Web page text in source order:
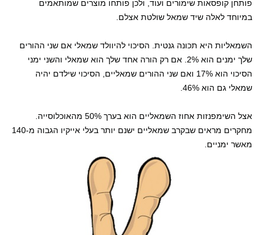
פותחן קופסאות שימורים ועוד, ולכן פותחו מוצרים שמותאמים
במיוחד לאלה שיד שמאל שולטת אצלם.
השמאליות היא תכונה גנטית. הסיכוי להיוולד שמאלי אם שני ההורים
שלך ימנים הוא 2%. אם רק הורה אחד שלך הוא שמאלי והשני ימני
הסיכוי הוא 17% ואם שני ההורים שמאליים, הסיכוי שילדם יהיה
שמאלי גם הוא 46%.
אצל השימפנזות אחוז השמאליים הוא בערך 50% מהאוכלוסייה.
מחקרים מראים שבקרב שמאליים ישנם יותר בעלי אייקיו הגבוה מ-140
מאשר ימניים.